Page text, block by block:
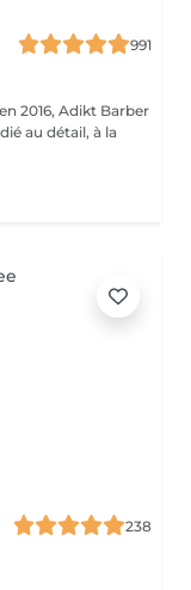
991
au détail, à la
238